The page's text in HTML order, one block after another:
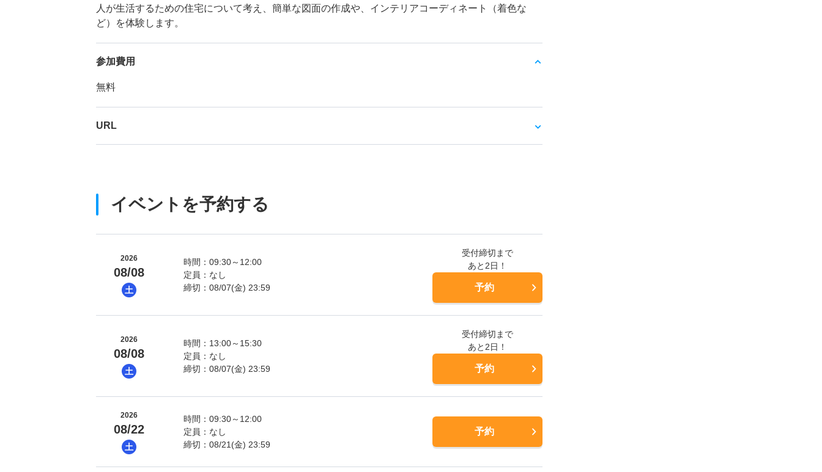
人が生活するための住宅について考え、簡単な図面の作成や、インテリアコーディネート（着色な
ど）を体験します。
参加費用
無料
URL
イベントを予約する
2026
08/08
土
時間：09:30～12:00
定員：なし
締切：08/07(金) 23:59
受付締切まで
あと2日！
予約
2026
08/08
土
時間：13:00～15:30
定員：なし
締切：08/07(金) 23:59
受付締切まで
あと2日！
予約
2026
08/22
土
時間：09:30～12:00
定員：なし
締切：08/21(金) 23:59
予約